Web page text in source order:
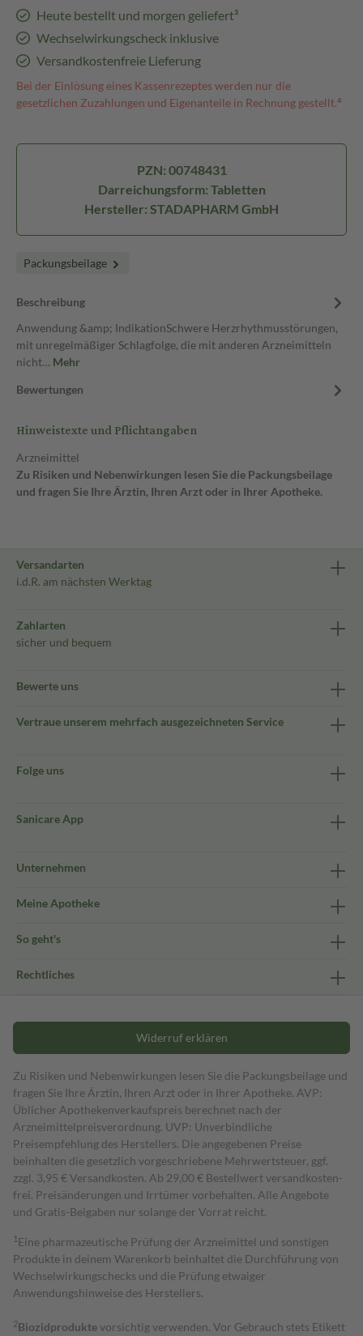
Heute bestellt und morgen geliefert³
Wechselwirkungscheck inklusive
Versandkostenfreie Lieferung
Bei der Einlösung eines Kassenrezeptes werden nur die
gesetzlichen Zuzahlungen und Eigenanteile in Rechnung gestellt.⁴
PZN: 00748431
Darreichungsform: Tabletten
Hersteller: STADAPHARM GmbH
Packungsbeilage
Beschreibung
Anwendung &amp; IndikationSchwere Herzrhythmusstörungen,
mit unregelmäßiger Schlagfolge, die mit anderen Arzneimitteln
nicht… Mehr
Bewertungen
Hinweistexte und Pflichtangaben
Arzneimittel
Zu Risiken und Nebenwirkungen lesen Sie die Packungsbeilage
und fragen Sie Ihre Ärztin, Ihren Arzt oder in Ihrer Apotheke.
Versandarten
i.d.R. am nächsten Werktag
Zahlarten
sicher und bequem
Bewerte uns
Vertraue unserem mehrfach ausgezeichneten Service
Folge uns
Sanicare App
Unternehmen
Meine Apotheke
So geht's
Rechtliches
Widerruf erklären
Zu Risiken und Nebenwirkungen lesen Sie die Packungsbeilage und
fragen Sie Ihre Ärztin, Ihren Arzt oder in Ihrer Apotheke. AVP:
Üblicher Apothekenverkaufspreis berechnet nach der
Arzneimittelpreisverordnung. UVP: Unverbindliche
Preisempfehlung des Herstellers. Die angegebenen Preise
beinhalten die gesetzlich vorgeschriebene Mehrwertsteuer, ggf.
zzgl. 3,95 € Versandkosten. Ab 29,00 € Bestell­wert versand­kosten­
frei. Preisänderungen und Irrtümer vorbehalten. Alle Angebote
und Gratis-Beigaben nur solange der Vorrat reicht.
1 Eine pharmazeutische Prüfung der Arzneimittel und sonstigen
Produkte in deinem Warenkorb beinhaltet die Durchführung von
Wechselwirkungschecks und die Prüfung etwaiger
Anwendungshinweise des Herstellers.
2Biozidproduktevorsichtig verwenden. Vor Gebrauch stets Etikett